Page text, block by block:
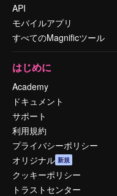
API
モバイルアプリ
すべてのMagnificツール
はじめに
Academy
ドキュメント
サポート
利用規約
プライバシーポリシー
オリジナル 新規
クッキーポリシー
トラストセンター